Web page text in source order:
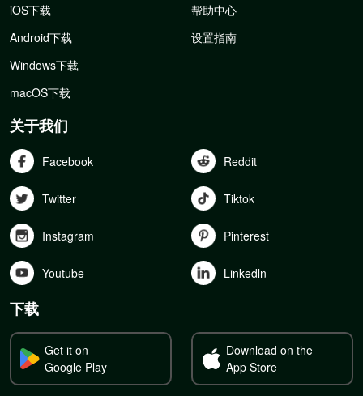
iOS下载
Android下载
Windows下载
macOS下载
帮助中心
设置指南
关于我们
Facebook Reddit
Twitter Tiktok
Instagram Pinterest
Youtube Linkedln
下载
Get it on
Google Play
Download on the
App Store